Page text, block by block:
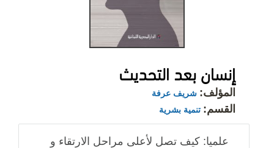
إنسان بعد التحديث
المؤلف: شريف عرفة
القسم: تنمية بشرية
علميا: كيف تصل لأعلى مراحل الارتقاء و